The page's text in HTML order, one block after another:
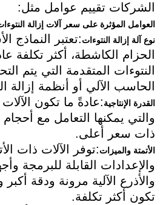
الشركات تقييم عوامل مثل:
العوامل المؤثرة على سعر آلات إزالة
نوع آلة إزالة النتوءات:تعتبر النماذج
الحزام الكاشطة، أكثر تكلفة
النتوءات المتقدمة التي يتم
الحاسب الآلي أو أنظمة إزالة
القدرة الإنتاجية:عادةً ما تكون
والتي يمكنها التعامل مع أحجام
ذات سعر أعلى.
الأتمتة والميزات:توفر الآلات ذات
والإعدادات القابلة للبرمجة
والأذرع الآلية مرونة ودقة
تكون أكثر تكلفة.